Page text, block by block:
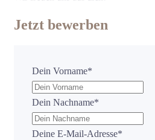
Jetzt bewerben
Dein Vorname*
Dein Nachname*
Deine E-Mail-Adresse*